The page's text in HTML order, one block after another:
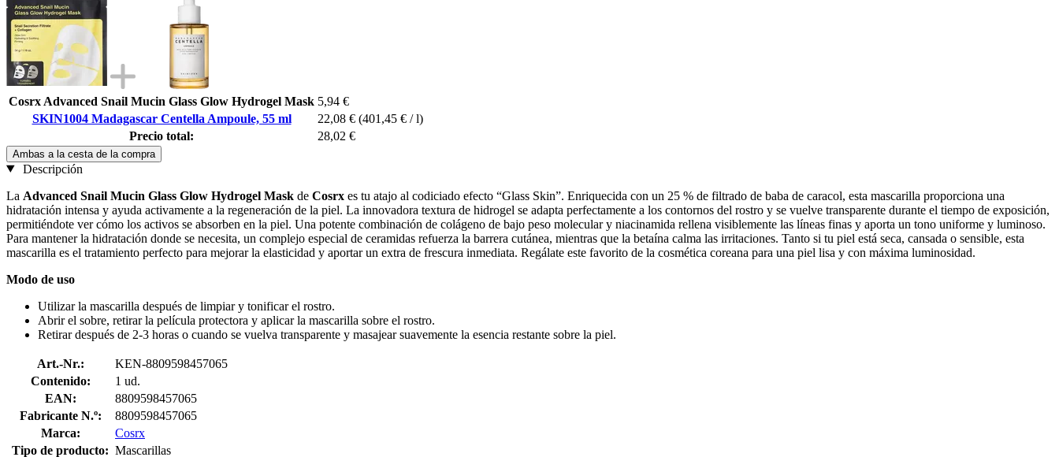
Cosrx Advanced Snail Mucin Glass Glow Hydrogel Mask 5,94 €
SKIN1004 Madagascar Centella Ampoule, 55 ml
22,08 € (401,45 € / l)
Precio total:
28,02 €
Ambas a la cesta de la compra
Descripción
La Advanced Snail Mucin Glass Glow Hydrogel Mask de Cosrx es tu atajo al codiciado efecto “Glass Skin”. Enriquecida con un 25 % de filtrado de baba de caracol, esta mascarilla proporciona una
hidratación intensa y ayuda activamente a la regeneración de la piel. La innovadora textura de hidrogel se adapta perfectamente a los contornos del rostro y se vuelve transparente durante el tiempo de exposición,
permitiéndote ver cómo los activos se absorben en la piel. Una potente combinación de colágeno de bajo peso molecular y niacinamida rellena visiblemente las líneas finas y aporta un tono uniforme y luminoso.
Para mantener la hidratación donde se necesita, un complejo especial de ceramidas refuerza la barrera cutánea, mientras que la betaína calma las irritaciones. Tanto si tu piel está seca, cansada o sensible, esta
mascarilla es el tratamiento perfecto para mejorar la elasticidad y aportar un extra de frescura inmediata. Regálate este favorito de la cosmética coreana para una piel lisa y con máxima luminosidad.
Modo de uso
Utilizar la mascarilla después de limpiar y tonificar el rostro.
Abrir el sobre, retirar la película protectora y aplicar la mascarilla sobre el rostro.
Retirar después de 2-3 horas o cuando se vuelva transparente y masajear suavemente la esencia restante sobre la piel.
Art.-Nr.:
KEN-8809598457065
Contenido:
1 ud.
EAN:
8809598457065
Fabricante N.º:
8809598457065
Marca:
Cosrx
Tipo de producto: Mascarillas